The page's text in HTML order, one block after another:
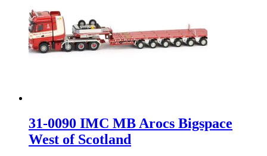
31-0090 IMC MB Arocs Bigspace
West of Scotland